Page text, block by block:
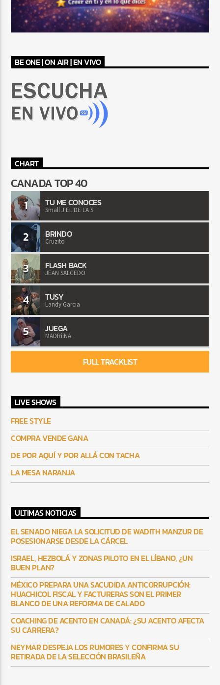
BE ONE | ON AIR | EN VIVO
CHART
CANADA TOP 40
1 TU ME CONOCES
Small J EL DE LA S
2 BRINDO
Cruzito
3 FLASH BACK
JEAN SALCEDO
4 TUSY
Landy Garcia
5 JUEGA
MADRiiNA
FULL TRACKLIST
LIVE SHOWS
FREE STYLE
COMPRA VENDE GANA
DE POR AQUÍ Y POR ALLÁ CON TACHA
LA MESA NARANJA
ULTIMAS NOTICIAS
EL SENADO NIEGA LA SOLICITUD DE WADITH MANZUR DE
POSESIONARSE DESDE LA CÁRCEL
ISRAEL, HEZBOLÁ Y ZONAS PILOTO EN EL LÍBANO, ¿UN
BUEN PLAN?
MÉXICO PREPARA UNA SACUDIDA ANTICORRUPCIÓN:
HUACHICOL FISCAL Y FACTURERAS SON EL PRIMER
BLANCO DE UNA REFORMA DE CALADO
COACHING DE ACENTO EN CANADÁ: ¿SU ACENTO AFECTA
SU CARRERA?
NEYMAR DESPEJA LOS RUMORES Y CONFIRMA SU
RETIRADA DE LA SELECCIÓN BRASILEÑA